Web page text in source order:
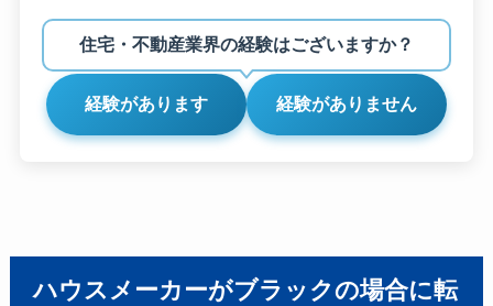
住宅・不動産業界の経験はございますか？
経験があります 経験がありません
ハウスメーカーがブラックの場合に転